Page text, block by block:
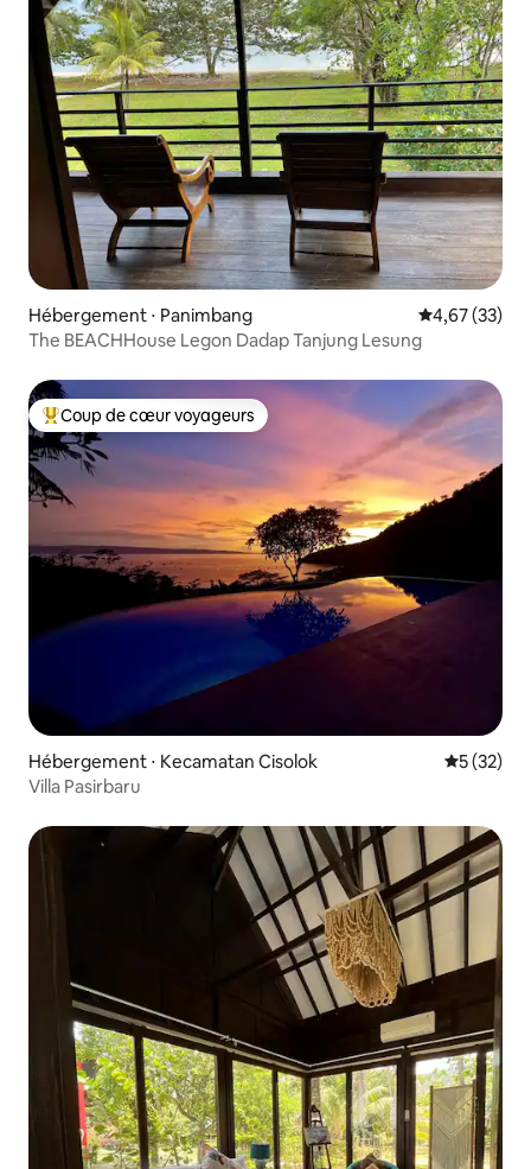
Hébergement ⋅ Panimbang Évaluation
4,67 (33)
The BEACHHouse Legon Dadap Tanjung Lesung
Coups de cœur voyageurs les plus appréciés
Coup de cœur voyageurs
Hébergement ⋅ Kecamatan Cisolok
5 (32)
Villa Pasirbaru